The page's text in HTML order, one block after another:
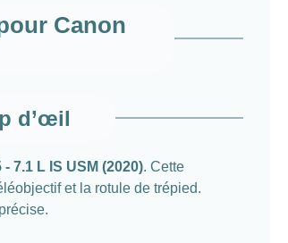
Canon
d’œil
7.1 L IS USM (2020). Cette
et la rotule de trépied.